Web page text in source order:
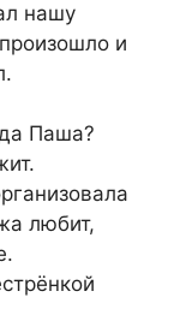
нашу
и
Паша?
любит,